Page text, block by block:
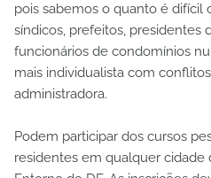
pois sabemos o quanto é difícil
síndicos, prefeitos, presidentes
funcionários de condomínios
mais individualista com
administradora.
Podem participar dos cursos
residentes em qualquer cidade